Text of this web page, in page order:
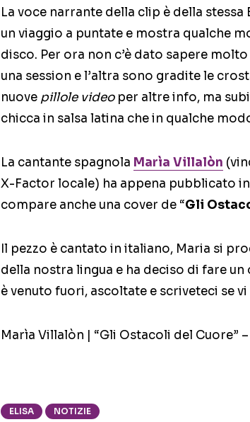
La voce narrante della clip è della
un viaggio a puntate e mostra qualche
disco. Per ora non c’è dato sapere
una session e l’altra sono gradite le
nuove pillole videoper altre info, ma
chicca in salsa latina che in qualche
La cantante spagnola Marìa Villalòn
X-Factor locale) ha appena pubblicato
compare anche una cover de “Gli
Il pezzo è cantato in italiano, Maria si
della nostra lingua e ha deciso di fare
è venuto fuori, ascoltate e scriveteci se
Marìa Villalòn | “Gli Ostacoli del Cuore”
ELISA NOTIZIE